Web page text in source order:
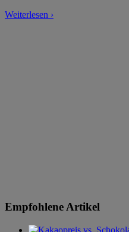
Weiterlesen ›
Empfohlene Artikel